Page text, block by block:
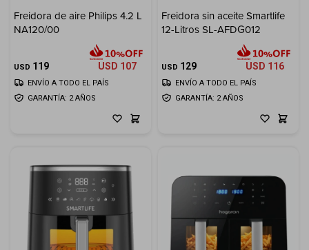
Freidora de aire Philips 4.2 L
NA120/00
USD 119 USD 107
GARANTÍA: 2 AÑOS
ENVÍO A TODO EL PAÍS
Freidora sin aceite Smartlife
12-Litros SL-AFDG012
USD 129 USD 116
GARANTÍA: 2 AÑOS
ENVÍO A TODO EL PAÍS